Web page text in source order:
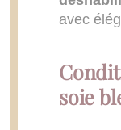
avec
soie